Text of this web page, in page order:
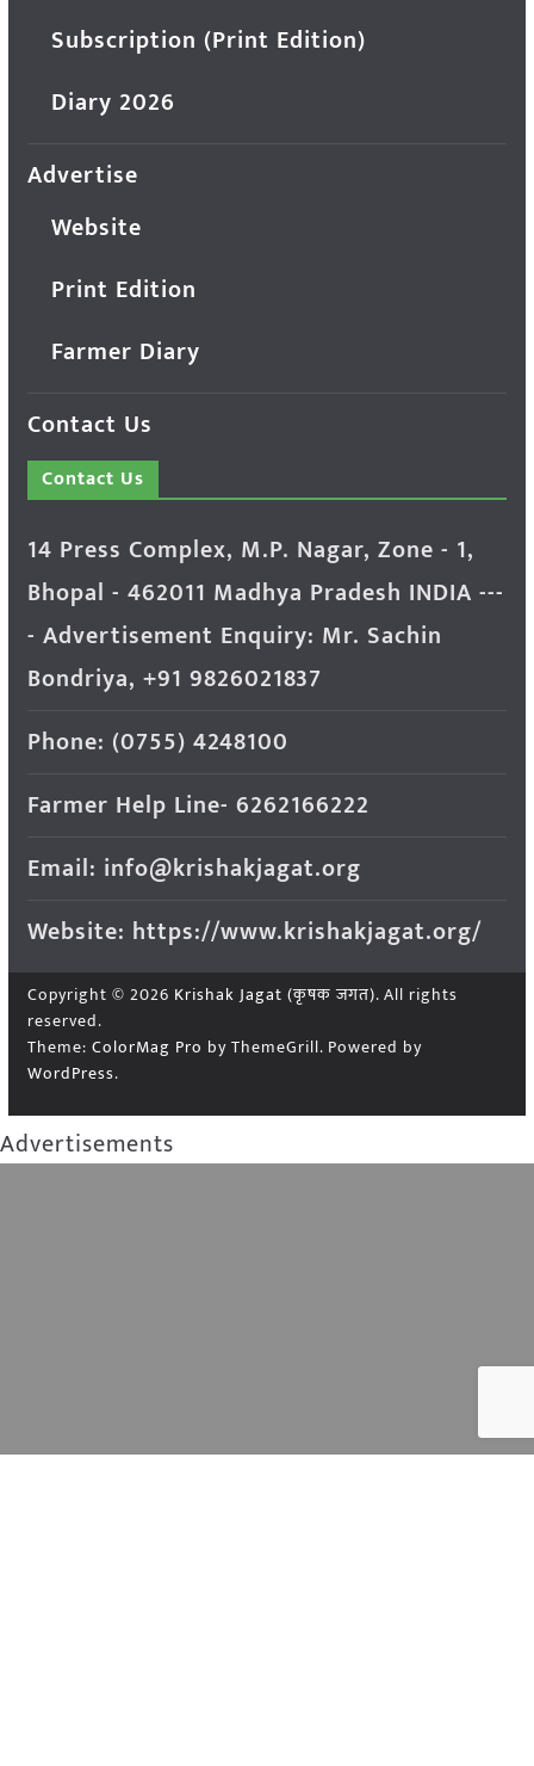
Subscription (Print Edition)
Diary 2026
Advertise
Website
Print Edition
Farmer Diary
Contact Us
Contact Us
14 Press Complex, M.P. Nagar, Zone - 1,
Bhopal - 462011 Madhya Pradesh INDIA ---
- Advertisement Enquiry: Mr. Sachin
Bondriya, +91 9826021837
Phone: (0755) 4248100
Farmer Help Line- 6262166222
Email: info@krishakjagat.org
Website: https://www.krishakjagat.org/
Copyright © 2026 Krishak Jagat (कृषक जगत). All rights
reserved.
Theme: ColorMag Pro by ThemeGrill. Powered by
WordPress.
Advertisements